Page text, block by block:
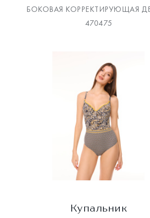
БОКОВАЯ КОРРЕКТИРУЮЩАЯ
470475
Купальник